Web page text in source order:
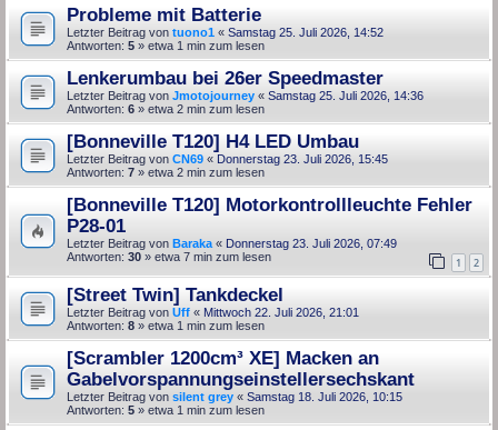
Probleme mit Batterie
Letzter Beitrag von tuono1 « Samstag 25. Juli 2026, 14:52
Antworten: 5 » etwa 1 min zum lesen
Lenkerumbau bei 26er Speedmaster
Letzter Beitrag von Jmotojourney « Samstag 25. Juli 2026, 14:36
Antworten: 6 » etwa 2 min zum lesen
[Bonneville T120] H4 LED Umbau
Letzter Beitrag von CN69 « Donnerstag 23. Juli 2026, 15:45
Antworten: 7 » etwa 2 min zum lesen
[Bonneville T120] Motorkontrollleuchte Fehler
P28-01
Letzter Beitrag von Baraka « Donnerstag 23. Juli 2026, 07:49
Antworten: 30 1 2
» etwa 7 min zum lesen
[Street Twin] Tankdeckel
Letzter Beitrag von Uff « Mittwoch 22. Juli 2026, 21:01
Antworten: 8 » etwa 1 min zum lesen
[Scrambler 1200cm³ XE] Macken an
Gabelvorspannungseinstellersechskant
Letzter Beitrag von silent grey « Samstag 18. Juli 2026, 10:15
Antworten: 5 » etwa 1 min zum lesen